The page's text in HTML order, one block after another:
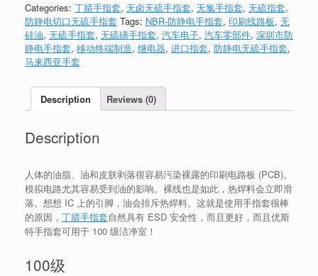
Categories: 丁腈手指套, 无卤无硫手指套, 无氯手指套, 无硫指套,
防静电切口无硫手指套 Tags: NBR-防静电手指套, 印刷线路板, 无
硅油, 无硫手指套, 无硫磺手指套, 汽车电子, 汽车零部件, 深圳市防
静电手指套, 移动终端制造, 继电器, 进口指套, 防静电无硫手指套,
马来西亚手套
Description Reviews (0)
Description
人体的油脂、油和皮肤剥落很容易污染裸露的印刷电路板 (PCB)。
模拟电路尤其容易受到油的影响。裸线也是如此，热焊料会立即滑
落。想想 IC 上的引脚，油会排斥热焊料。这就是使用手指套很棒
的原因， 丁腈手指套自然具有 ESD 安全性，而且更好，而且优斯
特手指套可用于 100 级洁净室！
100级